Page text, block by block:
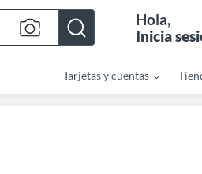
Hola,
Inicia
Tarjetas y cuentas